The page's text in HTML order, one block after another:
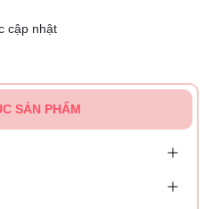
cập nhật
SẢN PHẨM